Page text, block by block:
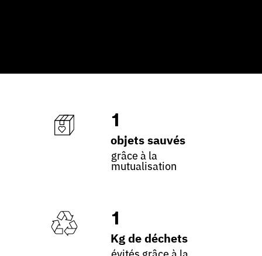
1
objets sauvés
grâce à la
mutualisation
1
Kg de déchets